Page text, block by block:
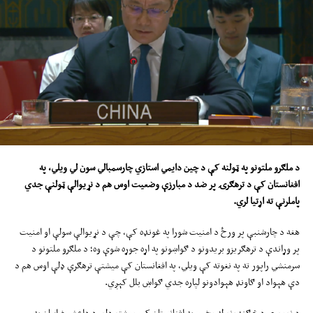
د ملګرو ملتونو پهټولنهکې د چین دایمي استازيچارسمباليسون لي ویلي، په
افغانستان کې د ترهګرۍ پر ضد د مبارزې وضعیت اوسهم د نړیوالې ټولنې جدي
پاملرنې ته اړتیا لري.
هغه د چارشنبې پر ورځ د امنیت شورا په غونډه کې، چې د نړیوالې سولې او امنیت
پر وړاندې د ترهګریزو بریدونو د ګواښونو په اړه جوړه شوې وه؛ د ملګرو ملتونو د
سرمنشي راپور ته په نغوته کې ویلي، په افغانستان کې میشتې ترهګرې ډلې اوس هم د
دې هېواد او ګاونډ هېوادونو لپاره جدي ګواښ بلل کېږي.